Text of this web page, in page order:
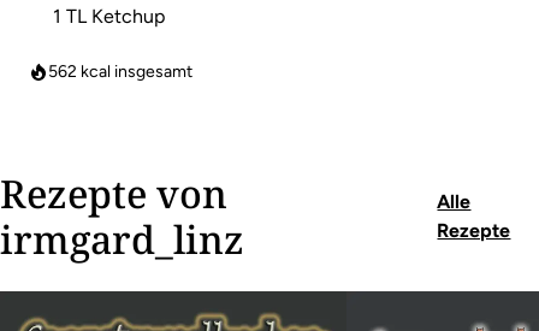
1 TL Ketchup
562 kcal insgesamt
Rezepte von
irmgard_linz
Alle
Rezepte